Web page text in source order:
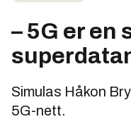
– 5G er en
Simulas Håkon
5G-nett.